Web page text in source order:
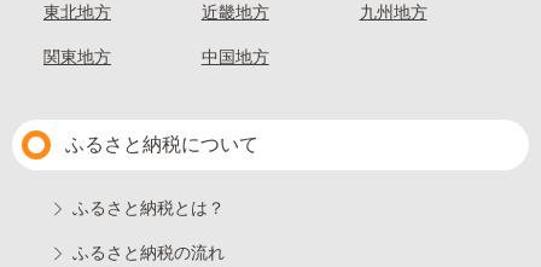
東北地方
関東地方
近畿地方
中国地方
九州地方
ふるさと納税について
ふるさと納税とは？
ふるさと納税の流れ